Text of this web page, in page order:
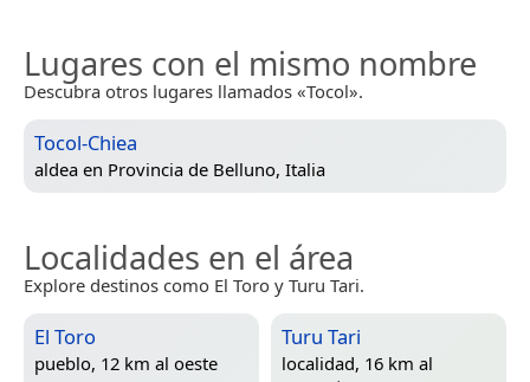
Lugares con el mismo nombre
Descubra otros lugares llamados «Tocol».
Tocol-Chiea
aldea en Provincia de Belluno, Italia
Localidades en el área
Explore destinos como El Toro y Turu Tari.
El Toro
pueblo, 12 km al oeste
Turu Tari
localidad, 16 km al